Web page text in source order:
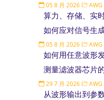
05 8 月 2026 AWG
算力、存储、实
如何应对信号生
05 8 月 2026 AWG
如何用任意波形
测量滤波器芯片
29 7 月 2026 AWG
从波形输出到参